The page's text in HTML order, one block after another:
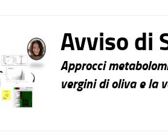
Avviso di
Approcci
vergini di oliva e la